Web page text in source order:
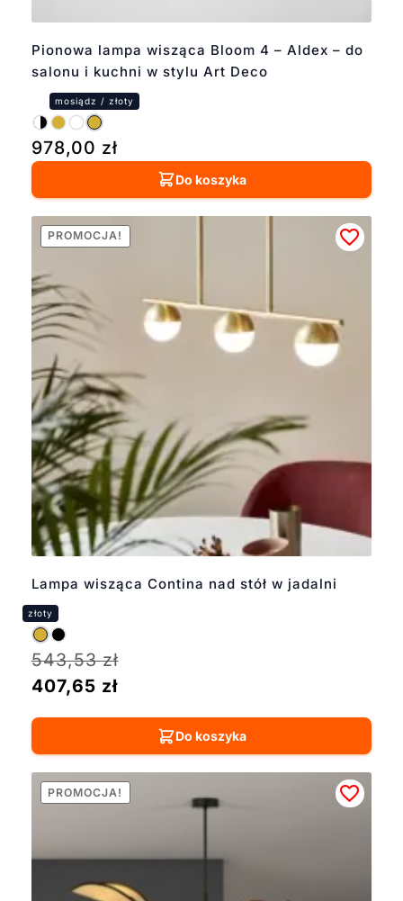
Pionowa lampa wisząca Bloom 4 – Aldex – do
salonu i kuchni w stylu Art Deco
978,00 zł
Do koszyka
Lampa wisząca Contina nad stół w jadalni
PROMOCJA!
543,53zł
407,65 zł
Do koszyka
PROMOCJA!